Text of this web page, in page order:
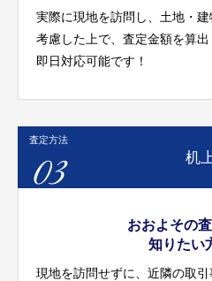
実際に現地を訪問し、土地・
考慮した上で、査定金額を算出
即日対応可能です！
査定方法
03 机
おおよその
知りたい
現地を訪問せずに、近隣の取